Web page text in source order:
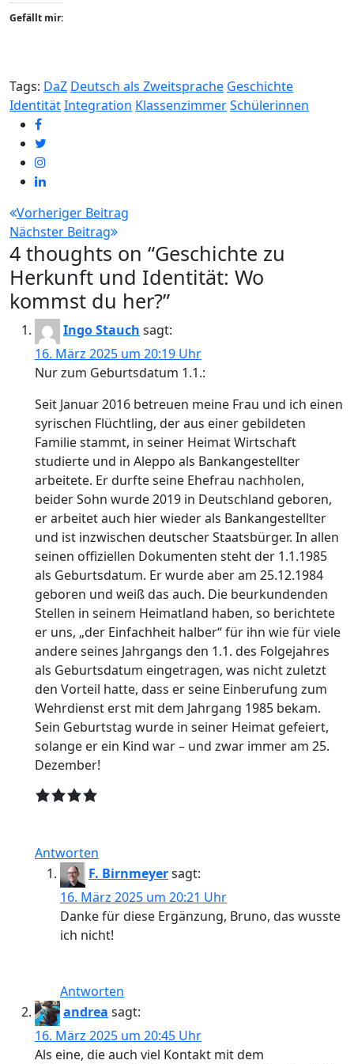
Gefällt mir:
Tags: DaZ Deutsch als Zweitsprache Geschichte
IdentitätIntegration KlassenzimmerSchülerinnen
Beitragsnavigation
Vorheriger Beitrag
Nächster Beitrag
4 thoughts on “Geschichte zu
Herkunft und Identität: Wo
kommst du her?”
Ingo Stauch sagt:
16. März 2025 um 20:19 Uhr
Nur zum Geburtsdatum 1.1.:
Seit Januar 2016 betreuen meine Frau und ich einen
syrischen Flüchtling, der aus einer gebildeten
Familie stammt, in seiner Heimat Wirtschaft
studierte und in Aleppo als Bankangestellter
arbeitete. Er durfte seine Ehefrau nachholen,
beider Sohn wurde 2019 in Deutschland geboren,
er arbeitet auch hier wieder als Bankangestellter
und ist inzwischen deutscher Staatsbürger. In allen
seinen offiziellen Dokumenten steht der 1.1.1985
als Geburtsdatum. Er wurde aber am 25.12.1984
geboren und weiß das auch. Die beurkundenden
Stellen in seinem Heimatland haben, so berichtete
er uns, „der Einfachheit halber“ für ihn wie für viele
andere seines Jahrgangs den 1.1. des Folgejahres
als Geburtsdatum eingetragen, was nicht zuletzt
den Vorteil hatte, dass er seine Einberufung zum
Wehrdienst erst mit dem Jahrgang 1985 bekam.
Sein Geburtstag wurde in seiner Heimat gefeiert,
solange er ein Kind war – und zwar immer am 25.
Dezember!
Antworten
F. Birnmeyersagt:
16. März 2025 um 20:21 Uhr
Danke für diese Ergänzung, Bruno, das wusste
ich nicht!
Antworten
andrea sagt:
16. März 2025 um 20:45 Uhr
Als eine, die auch viel Kontakt mit dem